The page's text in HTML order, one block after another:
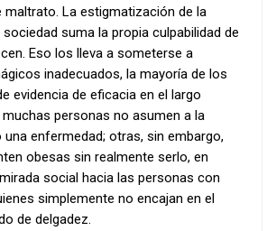
maltrato. La estigmatización de la
suma la propia culpabilidad de
Eso los lleva a someterse a
inadecuados, la mayoría de los
evidencia de eficacia en el largo
personas no asumen a la
enfermedad; otras, sin embargo,
obesas sin realmente serlo, en
social hacia las personas con
simplemente no encajan en el
de delgadez.